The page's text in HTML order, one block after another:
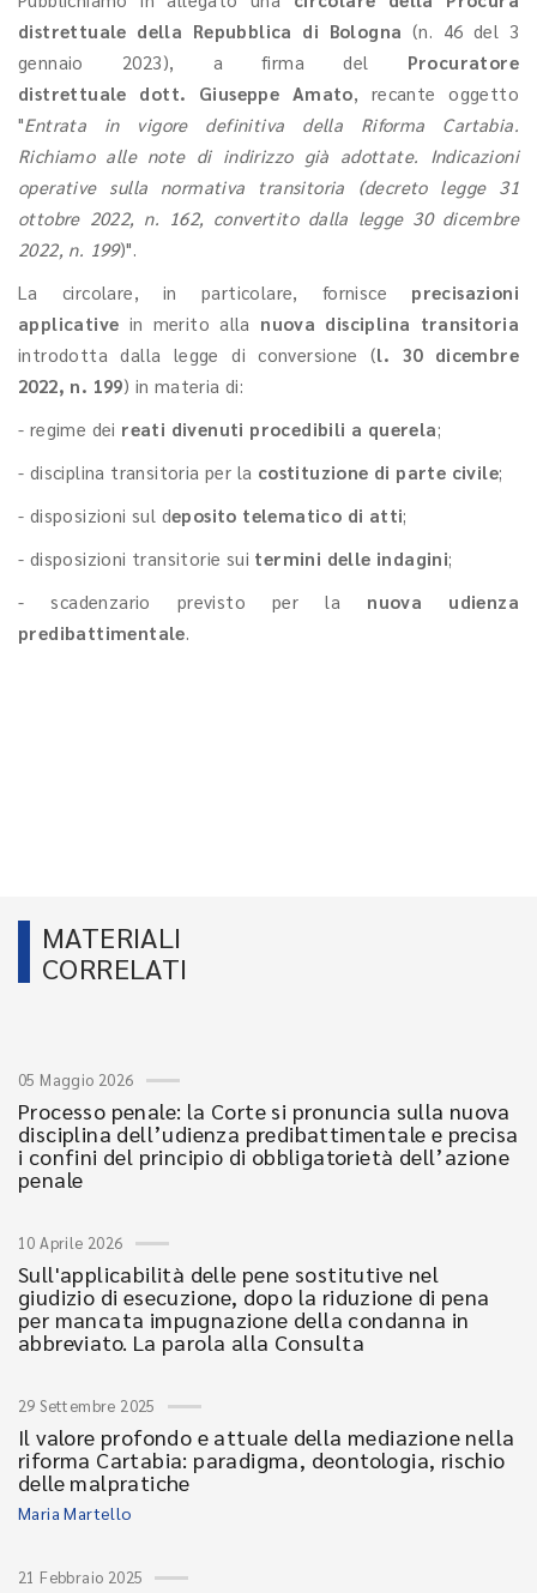
distrettuale della Repubblica di Bologna (n. 46 del 3
gennaio 2023), a firma del Procuratore
distrettuale dott. Giuseppe Amato, recante oggetto
"Entrata in vigore definitiva della Riforma Cartabia.
Richiamo alle note di indirizzo già adottate. Indicazioni
operative sulla normativa transitoria (decreto legge 31
ottobre 2022, n. 162, convertito dalla legge 30 dicembre
2022, n. 199)".
La circolare, in particolare, fornisce precisazioni
applicative in merito alla nuova disciplina transitoria
introdotta dalla legge di conversione (l. 30 dicembre
2022, n. 199) in materia di:
- regime dei reati divenuti procedibili a querela;
- disciplina transitoria per la costituzione di parte civile;
- disposizioni sul deposito telematico di atti;
- disposizioni transitorie sui termini delle indagini;
- scadenzario previsto per la nuova udienza
predibattimentale.
MATERIALI
CORRELATI
05 Maggio 2026
Processo penale: la Corte si pronuncia sulla nuova
disciplina dell’udienza predibattimentale e precisa
i confini del principio di obbligatorietà dell’azione
penale
10 Aprile 2026
Sull'applicabilità delle pene sostitutive nel
giudizio di esecuzione, dopo la riduzione di pena
per mancata impugnazione della condanna in
abbreviato. La parola alla Consulta
29 Settembre 2025
Il valore profondo e attuale della mediazione nella
riforma Cartabia: paradigma, deontologia, rischio
delle malpratiche
Maria Martello
21 Febbraio 2025